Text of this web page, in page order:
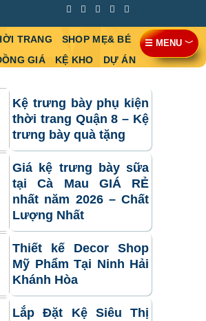
TRANG
SHOP MẸ& BÉ
GIÁ KỆ KHO DỰ ÁN
Kệ trưng bày phụ kiện
thời trang Quận 8 – Kệ
trưng bày quà tặng
Giá kệ trưng bày sữa
tại Cà Mau GIÁ RẺ
nhất năm 2026 – Chất
Lượng Nhất
Thiết kế Decor Shop
Mỹ Phẩm Tại Ninh Hải
Khánh Hòa
Lắp Đặt Kệ Siêu Thị
☰ MENU ﹀